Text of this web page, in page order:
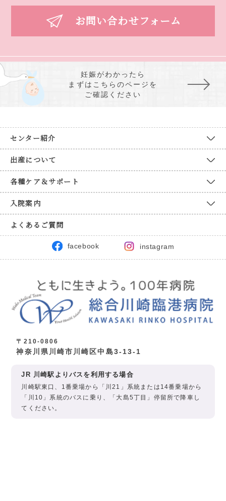
お問い合わせフォーム
妊娠がわかったら
まずはこちらのページを
ご確認ください
センター紹介
出産について
各種ケア＆サポート
入院案内
よくあるご質問
facebook instagram
〒210-0806
神奈川県川崎市川崎区中島3-13-1
JR 川崎駅よりバスを利用する場合
川崎駅東口、1番乗場から「川21」系統または14番乗場から
「川10」系統のバスに乗り、「大島5丁目」停留所で降車し
てください。